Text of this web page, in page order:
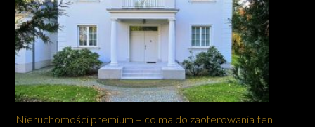
Nieruchomości premium – co ma do zaoferowania ten